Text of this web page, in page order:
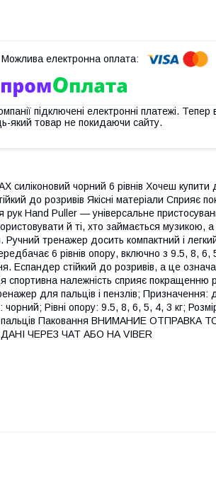
підключені електронні платежі.
який товар не покидаючи сайту.
силіконовий чорний 6 рівнів Хочеш
до розривів Якісні матеріали Сприяє
рук Hand Puller — універсальне
й ті, хто займається музикою, а
тренажер досить компактний і
6 рівнів опору, включно з 9.5, 8, 6,
Еспандер стійкий до розривів, а це
спортивна належність сприяє покращенню
для пальців і пензлів; Призначення:
чорний; Рівні опору: 9.5, 8, 6, 5, 4, 3 кг;
пальців Паковання ВНИМАНИЕ
ЧЕРЕЗ ЧАТ АБО НА VIBER